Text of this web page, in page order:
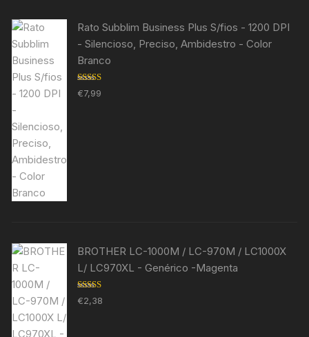
Rato Subblim Business Plus S/fios - 1200 DPI
- Silencioso, Preciso, Ambidestro - Color
Branco
Avaliação
5.00de 5
€7,99
BROTHER LC-1000M / LC-970M / LC1000X
L/ LC970XL - Genérico -Magenta
Avaliação
5.00de 5
€2,38